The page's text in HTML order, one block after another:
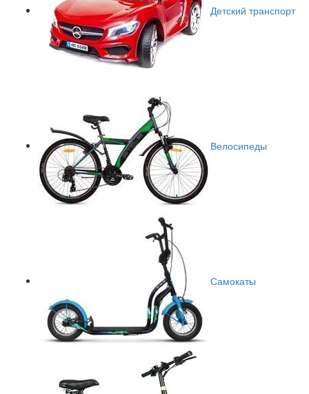
Детский транспорт
Велосипеды
Самокаты